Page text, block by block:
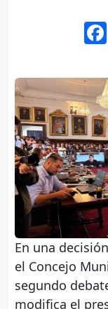
En una
el Concejo
segundo
modifica el